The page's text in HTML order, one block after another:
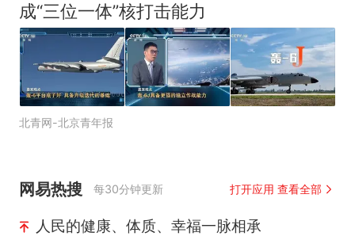
成“三位一体”核打击能力
北青网-北京青年报
网易热搜 每30分钟更新 打开应用 查看全部
人民的健康、体质、幸福一脉相承